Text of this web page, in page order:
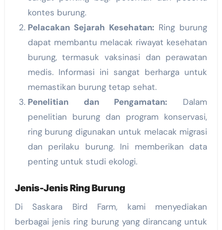
kontes burung.
Pelacakan Sejarah Kesehatan: Ring burung
dapat membantu melacak riwayat kesehatan
burung, termasuk vaksinasi dan perawatan
medis. Informasi ini sangat berharga untuk
memastikan burung tetap sehat.
Penelitian dan Pengamatan: Dalam
penelitian burung dan program konservasi,
ring burung digunakan untuk melacak migrasi
dan perilaku burung. Ini memberikan data
penting untuk studi ekologi.
Jenis-Jenis Ring Burung
Di Saskara Bird Farm, kami menyediakan
berbagai jenis ring burung yang dirancang untuk